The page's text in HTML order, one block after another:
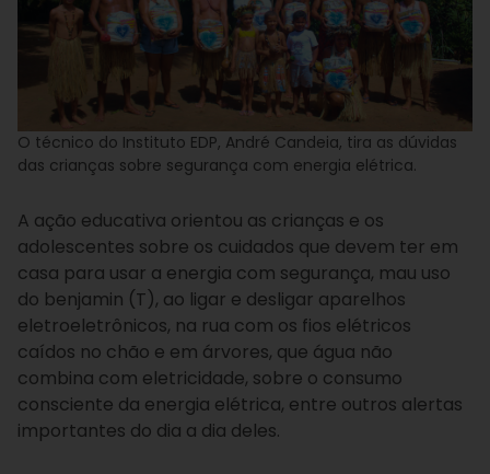
O técnico do Instituto EDP, André Candeia, tira as dúvidas
das crianças sobre segurança com energia elétrica.
A ação educativa orientou as crianças e os
adolescentes sobre os cuidados que devem ter em
casa para usar a energia com segurança, mau uso
do benjamin (T), ao ligar e desligar aparelhos
eletroeletrônicos, na rua com os fios elétricos
caídos no chão e em árvores, que água não
combina com eletricidade, sobre o consumo
consciente da energia elétrica, entre outros alertas
importantes do dia a dia deles.